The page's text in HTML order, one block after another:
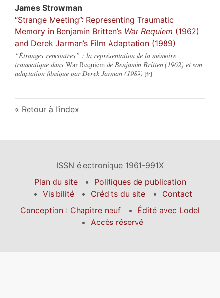
James Strowman
“Strange Meeting”: Representing Traumatic
Memory in Benjamin Britten’s War Requiem (1962)
and Derek Jarman’s Film Adaptation (1989)
“Étranges rencontres” : la représentation de la mémoire
traumatique dans War Requiem de Benjamin Britten (1962) et son
adaptation filmique par Derek Jarman (1989)
Retour à l’index
ISSN électronique 1961-991X
Plan du site
Politiques de publication
Visibilité
Crédits du site
Contact
Conception : Chapitre neuf
Édité avec Lodel
Accès réservé